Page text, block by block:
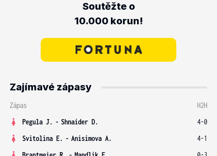
Soutěžte o
10.000 korun!
Zajímavé zápasy
Zápas
H2H
Pegula J. - Shnaider D.
4-0
Svitolina E. - Anisimova A.
4-1